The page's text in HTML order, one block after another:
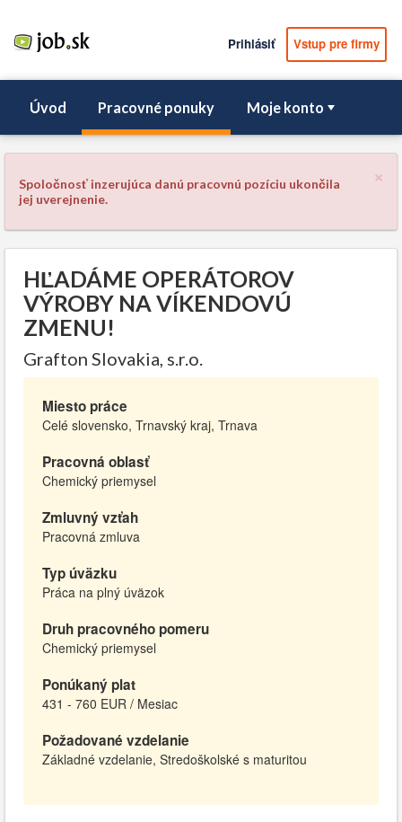
Prihlásiť Vstup pre firmy
Úvod Pracovné ponuky Moje konto
×
Spoločnosť inzerujúca danú pracovnú pozíciu ukončila
jej uverejnenie.
HĽADÁME OPERÁTOROV
VÝROBY NA VÍKENDOVÚ
ZMENU!
Grafton Slovakia, s.r.o.
Miesto práce
Celé slovensko, Trnavský kraj, Trnava
Pracovná oblasť
Chemický priemysel
Zmluvný vzťah
Pracovná zmluva
Typ úväzku
Práca na plný úväzok
Druh pracovného pomeru
Chemický priemysel
Ponúkaný plat
431 - 760 EUR / Mesiac
Požadované vzdelanie
Základné vzdelanie, Stredoškolské s maturitou